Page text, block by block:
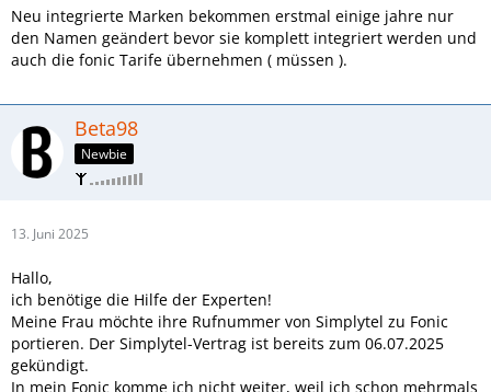
Neu integrierte Marken bekommen erstmal einige jahre nur
den Namen geändert bevor sie komplett integriert werden und
auch die fonic Tarife übernehmen ( müssen ).
Beta98
Newbie
13. Juni 2025
Hallo,
ich benötige die Hilfe der Experten!
Meine Frau möchte ihre Rufnummer von Simplytel zu Fonic
portieren. Der Simplytel-Vertrag ist bereits zum 06.07.2025
gekündigt.
In mein Fonic komme ich nicht weiter, weil ich schon mehrmals